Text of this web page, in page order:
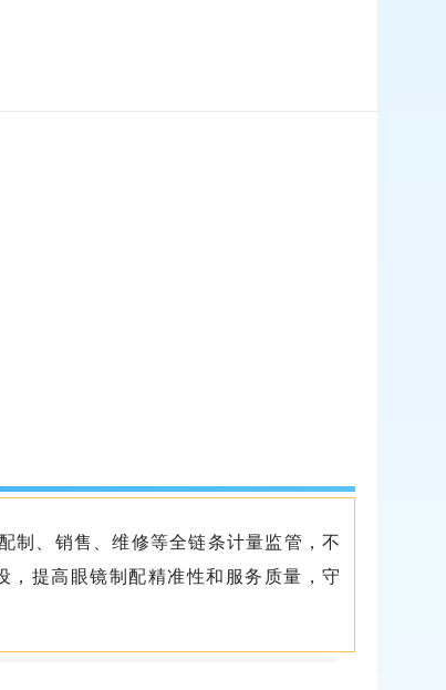
制、销售、维修等全链条计量监管，不
提高眼镜制配精准性和服务质量，守